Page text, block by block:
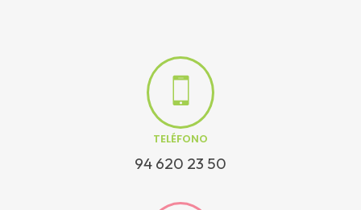
TELÉFONO
94 620 23 50